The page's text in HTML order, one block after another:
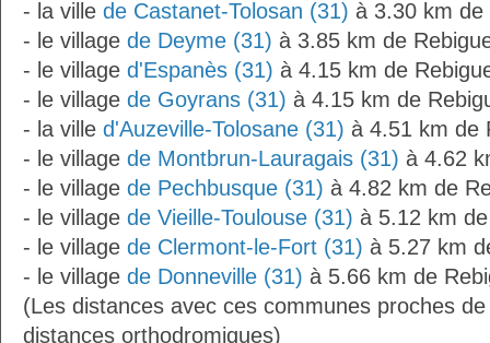
- la ville de Castanet-Tolosan (31) à 3.30 km de
- le village de Deyme (31) à 3.85 km de
- le village d'Espanès (31) à 4.15 km de
- le village de Goyrans (31) à 4.15 km de
- la ville d'Auzeville-Tolosane (31) à 4.51 km de
- le village de Montbrun-Lauragais (31) à 4.62
- le village de Pechbusque (31) à 4.82 km de
- le village de Vieille-Toulouse (31) à 5.12 km
- le village de Clermont-le-Fort (31) à 5.27 km
- le village de Donneville (31) à 5.66 km de
(Les distances avec ces communes proches
distances orthodromiques)